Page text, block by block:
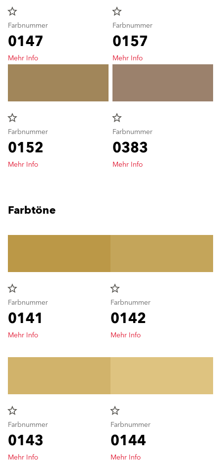
star_border
Farbnummer
0147
Mehr Info
star_border
Farbnummer
0152
Mehr Info
star_border
Farbnummer
0157
Mehr Info
star_border
Farbnummer
0383
Mehr Info
Farbtöne
star_border
Farbnummer
0141
Mehr Info
star_border
Farbnummer
0142
Mehr Info
star_border
Farbnummer
0143
Mehr Info
star_border
Farbnummer
0144
Mehr Info